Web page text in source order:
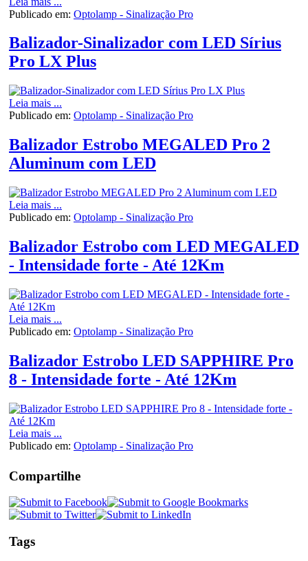
Publicado em: Optolamp - Sinalização Pro
Balizador-Sinalizador com LED Sírius
Pro LX Plus
Leia mais ...
Publicado em: Optolamp - Sinalização Pro
Balizador Estrobo MEGALED Pro 2
Aluminum com LED
Leia mais ...
Publicado em: Optolamp - Sinalização Pro
Balizador Estrobo com LED MEGALED
- Intensidade forte - Até 12Km
Leia mais ...
Publicado em: Optolamp - Sinalização Pro
Balizador Estrobo LED SAPPHIRE Pro
8 - Intensidade forte - Até 12Km
Leia mais ...
Publicado em: Optolamp - Sinalização Pro
Compartilhe
Tags